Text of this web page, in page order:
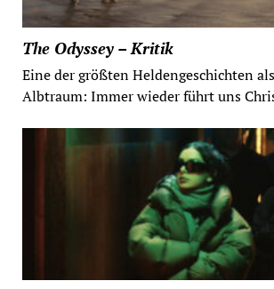
The Odyssey – Kritik
Eine der größten Heldengeschichten
Albtraum: Immer wieder führt uns